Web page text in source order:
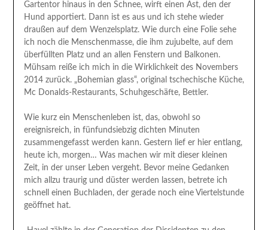
Gartentor hinaus in den Schnee, wirft einen Ast, den der
Hund apportiert. Dann ist es aus und ich stehe wieder
draußen auf dem Wenzelsplatz. Wie durch eine Folie sehe
ich noch die Menschenmasse, die ihm zujubelte, auf dem
überfüllten Platz und an allen Fenstern und Balkonen.
Mühsam reiße ich mich in die Wirklichkeit des Novembers
2014 zurück. „Bohemian glass“, original tschechische Küche,
Mc Donalds-Restaurants, Schuhgeschäfte, Bettler.
Wie kurz ein Menschenleben ist, das, obwohl so
ereignisreich, in fünfundsiebzig dichten Minuten
zusammengefasst werden kann. Gestern lief er hier entlang,
heute ich, morgen… Was machen wir mit dieser kleinen
Zeit, in der unser Leben vergeht. Bevor meine Gedanken
mich allzu traurig und düster werden lassen, betrete ich
schnell einen Buchladen, der gerade noch eine Viertelstunde
geöffnet hat.